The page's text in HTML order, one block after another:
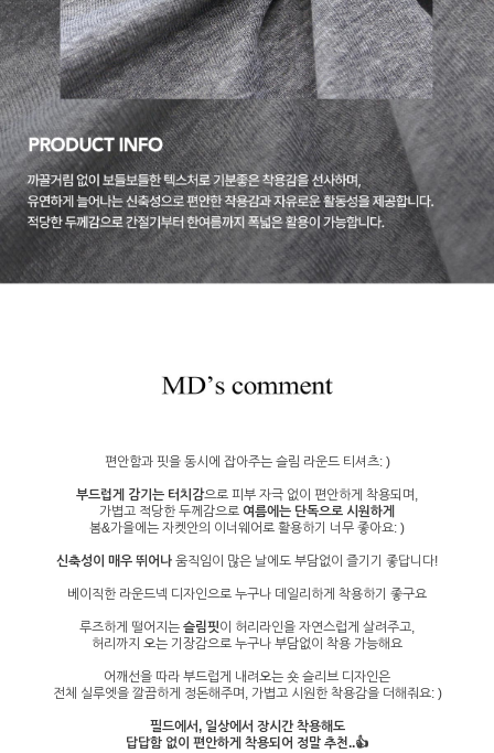
편안함과 핏을 동시에 잡아주는 슬림 라운드 티셔츠: )
부드럽게 감기는 터치감으로 피부 자극 없이 편안하게 착용되며,
가볍고 적당한 두께감으로 여름에는 단독으로 시원하게
봄&가을에는 자켓안의 이너웨어로 활용하기 너무 좋아요: )
신축성이 매우 뛰어나 움직임이 많은 날에도 부담없이 즐기기 좋답니다!
베이직한 라운드넥 디자인으로 누구나 데일리하게 착용하기 좋구요
루즈하게 떨어지는 슬림핏이 허리라인을 자연스럽게 살려주고,
허리까지 오는 기장감으로 누구나 부담없이 착용 가능해요
어깨선을 따라 부드럽게 내려오는 숏 슬리브 디자인은
전체 실루엣을 깔끔하게 정돈해주며, 가볍고 시원한 착용감을 더해줘요: )
필드에서, 일상에서 장시간 착용해도
답답함 없이 편안하게 착용되어 정말 추천..👍